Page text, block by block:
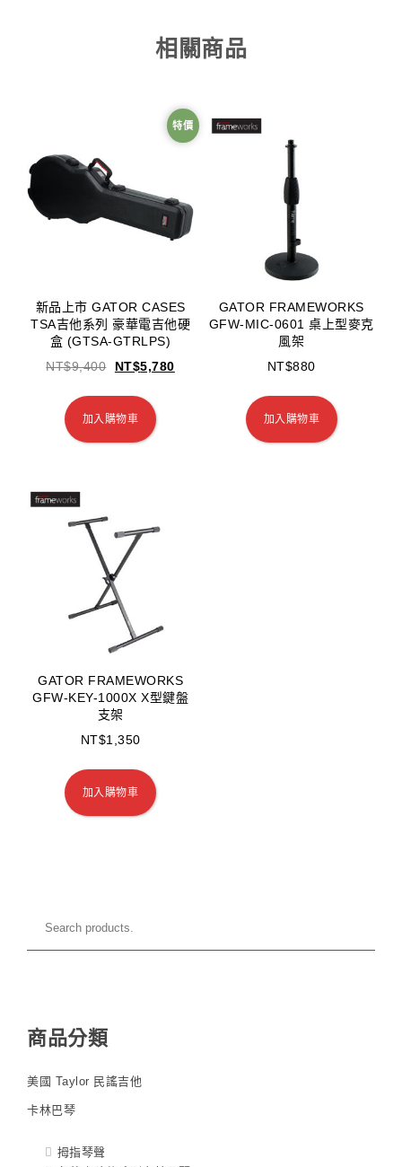
相關商品
特價
新品上市 GATOR CASES
TSA吉他系列 豪華電吉他硬
盒 (GTSA-GTRLPS)
NT$9,400 NT$5,780
加入購物車
GATOR FRAMEWORKS
GFW-MIC-0601 桌上型麥克
風架
NT$880
加入購物車
GATOR FRAMEWORKS
GFW-KEY-1000X X型鍵盤
支架
NT$1,350
加入購物車
商品分類
美國 Taylor 民謠吉他
卡林巴琴
拇指琴聲